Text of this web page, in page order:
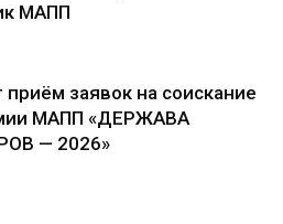
МАПП
заявок на соискание
МАПП «ДЕРЖАВА
— 2026»